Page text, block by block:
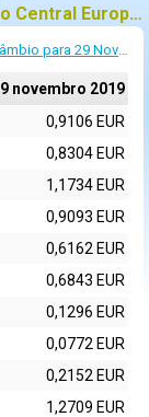
Taxas de câmbio de referência do Banco Central Europeu (BCE) para 29 novembro 2019
para 29 Novembro 2019
novembro 2019
0,9106 EUR
0,8304 EUR
1,1734 EUR
0,9093 EUR
0,6162 EUR
0,6843 EUR
0,1296 EUR
0,0772 EUR
0,2152 EUR
1,2709 EUR